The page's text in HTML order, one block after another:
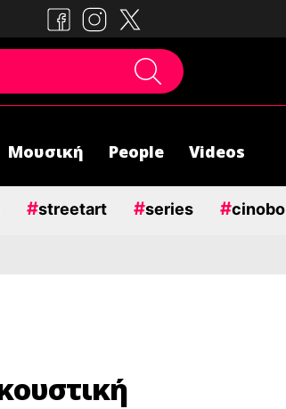
Μουσική People Videos
#streetart #series #cinobo